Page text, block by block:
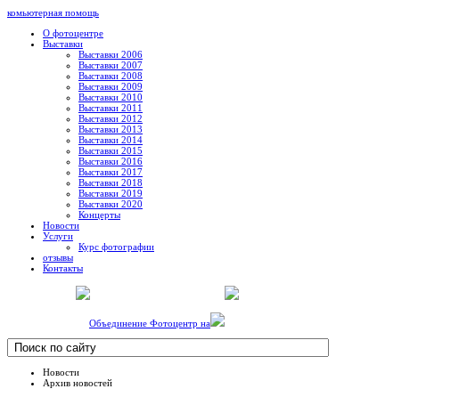
комьютерная помощь
О фотоцентре
Выставки
Выставки 2006
Выставки 2007
Выставки 2008
Выставки 2009
Выставки 2010
Выставки 2011
Выставки 2012
Выставки 2013
Выставки 2014
Выставки 2015
Выставки 2016
Выставки 2017
Выставки 2018
Выставки 2019
Выставки 2020
Концерты
Новости
Услуги
Курс фотографии
отзывы
Контакты
Объединение Фотоцентр на
Новости
Архив новостей